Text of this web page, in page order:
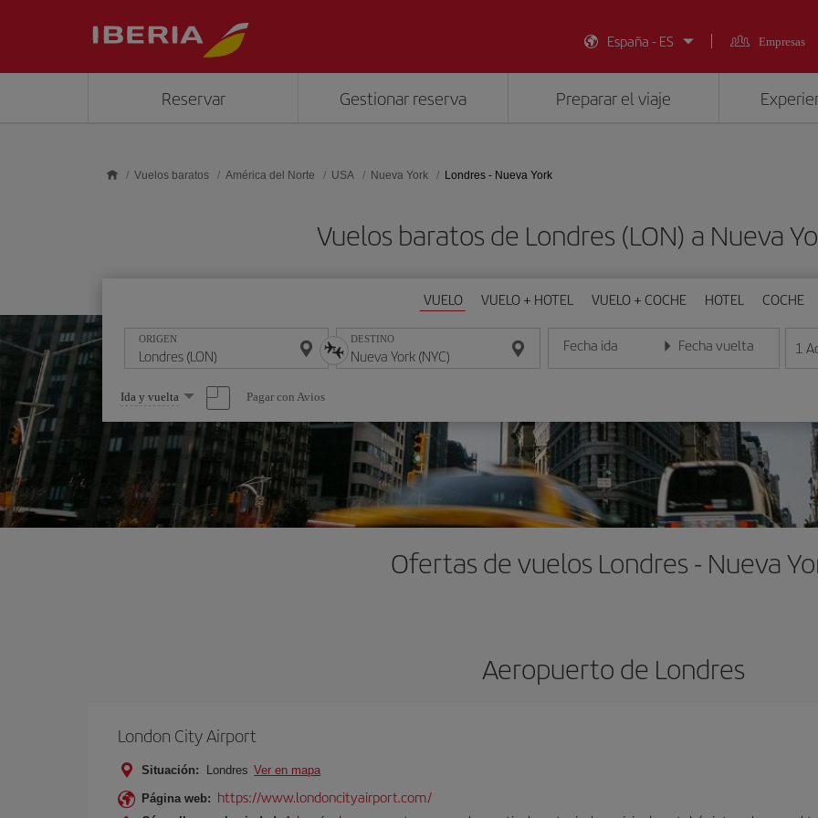
España - ES
Empresas
Reservar Gestionar reserva Preparar el viaje
Vuelos baratos América del Norte USA Nueva York Londres - Nueva York
Vuelos baratos de Londres (LON) a Nueva
VUELO VUELO + HOTEL VUELO + COCHE HOTEL COCHE
ORIGEN DESTINO Fecha ida
Introduce la fecha en formato día/mes/año
Fecha vuelta
Introduce la fecha en 1
Seleccione
una
opción
Ida y vuelta Pagar con Avios
Ofertas de vuelos Londres - Nueva
Aeropuerto de Londres
London City Airport
Situación: Londres Ver en mapa
Página web: https://www.londoncityairport.com/